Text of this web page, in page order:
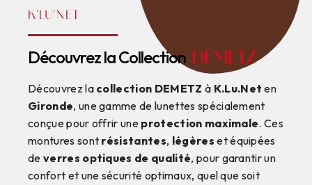
K'LU'NET
Découvrez la Collection DEMETZ
Découvrez la collection DEMETZ à K.Lu.Net en
Gironde, une gamme de lunettes spécialement
conçue pour offrir une protection maximale. Ces
montures sont résistantes, légères et équipées
de verres optiques de qualité, pour garantir un
confort et une sécurité optimaux, quel que soit